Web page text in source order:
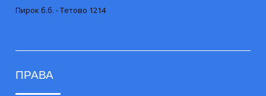
Пирок б.б. - Тетово 1214
ПРАВА